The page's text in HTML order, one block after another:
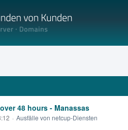
48 hours - Manassas
Ausfälle von netcup-Diensten